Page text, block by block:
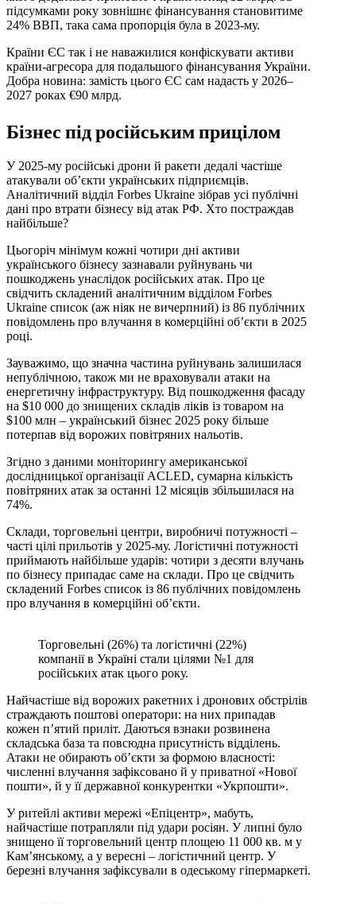
підсумками року зовнішнє фінансування становитиме
24% ВВП, така сама пропорція була в 2023‑му.
Країни ЄС так і не наважилися конфіскувати активи
країни-агресора для подальшого фінансування України.
Добра новина: замість цього ЄС сам надасть у 2026–
2027 роках €90 млрд.
Бізнес під російським прицілом
У 2025-му російські дрони й ракети дедалі частіше
атакували обʼєкти українських підприємців.
Аналітичний відділ Forbes Ukraine зібрав усі публічні
дані про втрати бізнесу від атак РФ. Хто постраждав
найбільше?
Цьогоріч мінімум кожні чотири дні активи
українського бізнесу зазнавали руйнувань чи
пошкоджень унаслідок російських атак. Про це
свідчить складений аналітичним відділом Forbes
Ukraine список (аж ніяк не вичерпний) із 86 публічних
повідомлень про влучання в комерційні об’єкти в 2025
році.
Зауважимо, що значна частина руйнувань залишилася
непублічною, також ми не враховували атаки на
енергетичну інфраструктуру. Від пошкодження фасаду
на $10 000 до знищених складів ліків із товаром на
$100 млн – український бізнес 2025 року більше
потерпав від ворожих повітряних нальотів.
Згідно з даними моніторингу американської
дослідницької організації ACLED, сумарна кількість
повітряних атак за останні 12 місяців збільшилася на
74%.
Склади, торговельні центри, виробничі потужності –
часті цілі прильотів у 2025‑му. Логістичні потужності
приймають найбільше ударів: чотири з десяти влучань
по бізнесу припадає саме на склади. Про це свідчить
складений Forbes список із 86 публічних повідомлень
про влучання в комерційні об’єкти.
Торговельні (26%) та логістичні (22%)
компанії в Україні стали цілями №1 для
російських атак цього року.
Найчастіше від ворожих ракетних і дронових обстрілів
страждають поштові оператори: на них припадав
кожен п’ятий приліт. Даються взнаки розвинена
складська база та повсюдна присутність відділень.
Атаки не обирають об’єкти за формою власності:
численні влучання зафіксовано й у приватної «Нової
пошти», й у її державної конкурентки «Укрпошти».
У ритейлі активи мережі «Епіцентр», мабуть,
найчастіше потрапляли під удари росіян. У липні було
знищено її торговельний центр площею 11 000 кв. м у
Камʼянському, а у вересні – логістичний центр. У
березні влучання зафіксували в одеському гіпермаркеті.